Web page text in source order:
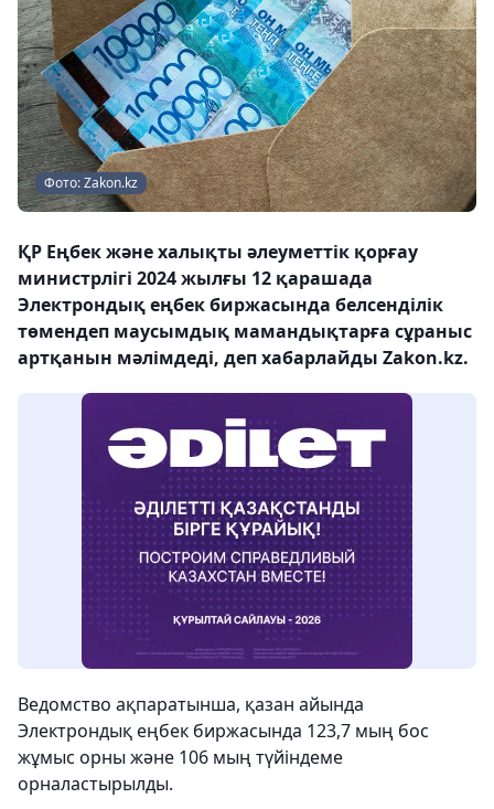
Фото: Zakon.kz
ҚР Еңбек және халықты әлеуметтік қорғау
министрлігі 2024 жылғы 12 қарашада
Электрондық еңбек биржасында белсенділік
төмендеп маусымдық мамандықтарға сұраныс
артқанын мәлімдеді, деп хабарлайды Zakon.kz.
Ведомство ақпаратынша, қазан айында
Электрондық еңбек биржасында 123,7 мың бос
жұмыс орны және 106 мың түйіндеме
орналастырылды.